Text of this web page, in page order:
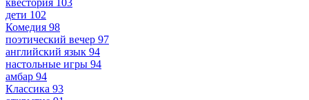
квестория 103
дети 102
Комедия 98
поэтический вечер 97
английский язык 94
настольные игры 94
амбар 94
Классика 93